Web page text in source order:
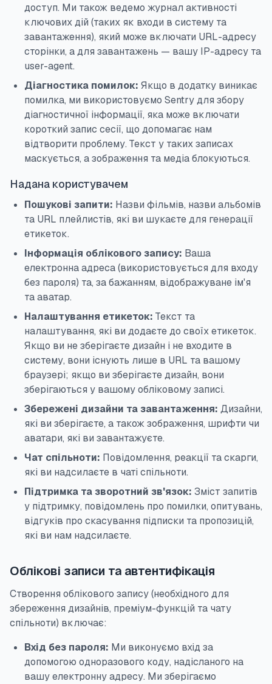
доступ. Ми також ведемо журнал активності
ключових дій (таких як входи в систему та
завантаження), який може включати URL-адресу
сторінки, а для завантажень — вашу IP-адресу та
user-agent.
Діагностика помилок: Якщо в додатку виникає
помилка, ми використовуємо Sentry для збору
діагностичної інформації, яка може включати
короткий запис сесії, що допомагає нам
відтворити проблему. Текст у таких записах
маскується, а зображення та медіа блокуються.
Надана користувачем
Пошукові запити: Назви фільмів, назви альбомів
та URL плейлистів, які ви шукаєте для генерації
етикеток.
Інформація облікового запису: Ваша
електронна адреса (використовується для входу
без пароля) та, за бажанням, відображуване ім'я
та аватар.
Налаштування етикеток: Текст та
налаштування, які ви додаєте до своїх етикеток.
Якщо ви не зберігаєте дизайн і не входите в
систему, вони існують лише в URL та вашому
браузері; якщо ви зберігаєте дизайн, вони
зберігаються у вашому обліковому записі.
Збережені дизайни та завантаження: Дизайни,
які ви зберігаєте, а також зображення, шрифти чи
аватари, які ви завантажуєте.
Чат спільноти: Повідомлення, реакції та скарги,
які ви надсилаєте в чаті спільноти.
Підтримка та зворотний зв'язок: Зміст запитів
у підтримку, повідомлень про помилки, опитувань,
відгуків про скасування підписки та пропозицій,
які ви нам надсилаєте.
Облікові записи та автентифікація
Створення облікового запису (необхідного для
збереження дизайнів, преміум-функцій та чату
спільноти) включає:
Вхід без пароля: Ми виконуємо вхід за
допомогою одноразового коду, надісланого на
вашу електронну адресу. Ми зберігаємо